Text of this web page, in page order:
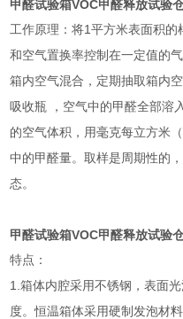
甲醛试验箱VOC甲醛释放试验
工作原理：将1平方米表面积的
和空气置换率控制在一定值的
箱内空气混合，定期抽取箱内
吸收瓶
，空气中的甲醛全部溶
的空气体积，用毫克每立方米（
中的甲醛量。取样是周期性的
态。
甲醛试验箱VOC甲醛释放试验
特点：
1.箱体内腔采用不锈钢，表面
度。恒温箱体采用硬制发泡材